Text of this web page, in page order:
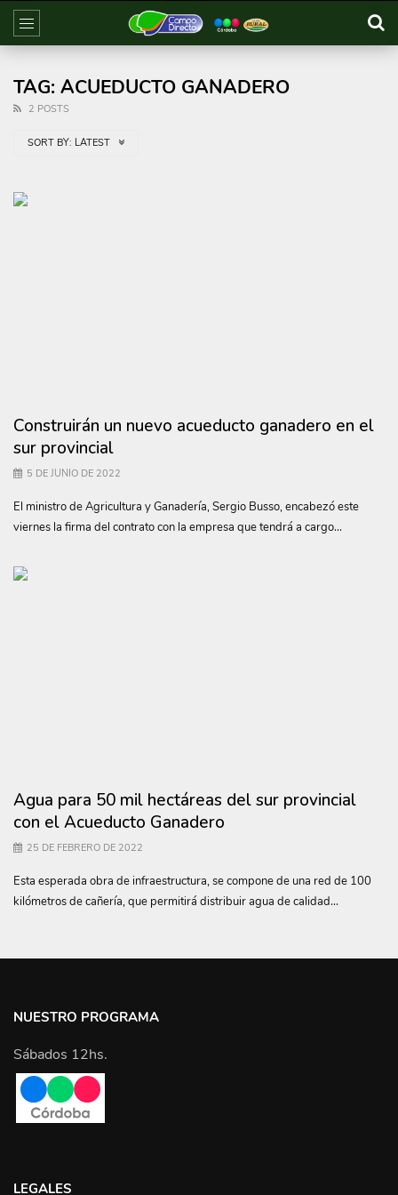
TAG: ACUEDUCTO GANADERO
2 POSTS
SORT BY: LATEST
Construirán un nuevo acueducto ganadero en el
sur provincial
5 DE JUNIO DE 2022
El ministro de Agricultura y Ganadería, Sergio Busso, encabezó este
viernes la firma del contrato con la empresa que tendrá a cargo...
Agua para 50 mil hectáreas del sur provincial
con el Acueducto Ganadero
25 DE FEBRERO DE 2022
Esta esperada obra de infraestructura, se compone de una red de 100
kilómetros de cañería, que permitirá distribuir agua de calidad...
NUESTRO PROGRAMA
Sábados 12hs.
LEGALES